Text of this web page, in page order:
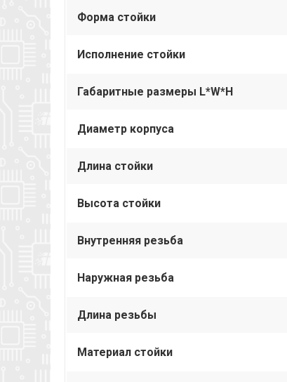
Форма стойки
Исполнение стойки
Габаритные размеры L*W*H
Диаметр корпуса
Длина стойки
Высота стойки
Внутренняя резьба
Наружная резьба
Длина резьбы
Материал стойки